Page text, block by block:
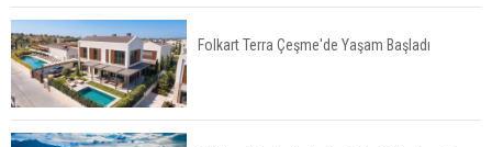
İkinci El Konut Fiyatları İspanya'da Bir Yılda
Yüzde 16,2 Arttı
Folkart Terra Çeşme'de Yaşam Başladı